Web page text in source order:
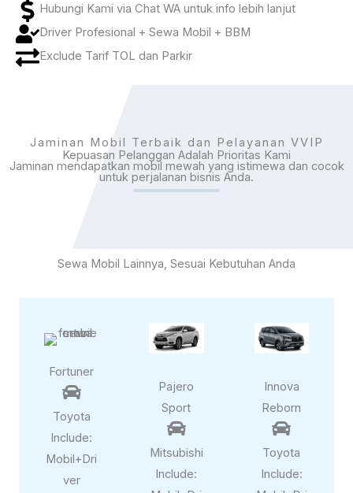
Hubungi Kami via Chat WA untuk info lebih lanjut
Driver Profesional + Sewa Mobil + BBM
Exclude Tarif TOL dan Parkir
Jaminan Mobil Terbaik dan Pelayanan VVIP
Kepuasan Pelanggan Adalah Prioritas Kami
Jaminan mendapatkan mobil mewah yang istimewa dan cocok
untuk perjalanan bisnis Anda.
Sewa Mobil Lainnya, Sesuai Kebutuhan Anda
Fortuner

Toyota
Include:
Mobil+Dri
ver
Pajero
Sport

Mitsubishi
Include:
Innova
Reborn

Toyota
Include: